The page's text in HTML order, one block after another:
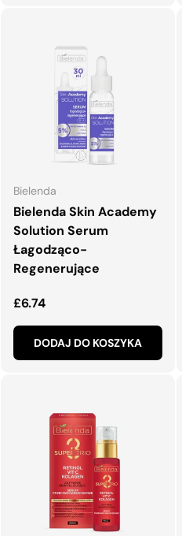
Bielenda
Bielenda Skin Academy
Solution Serum
Łagodząco-
Regenerujące
Normalna cena
£6.74
DODAJ DO KOSZYKA